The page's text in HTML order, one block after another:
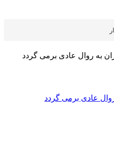
به روال عادی برمی گردد
عادی برمی گردد